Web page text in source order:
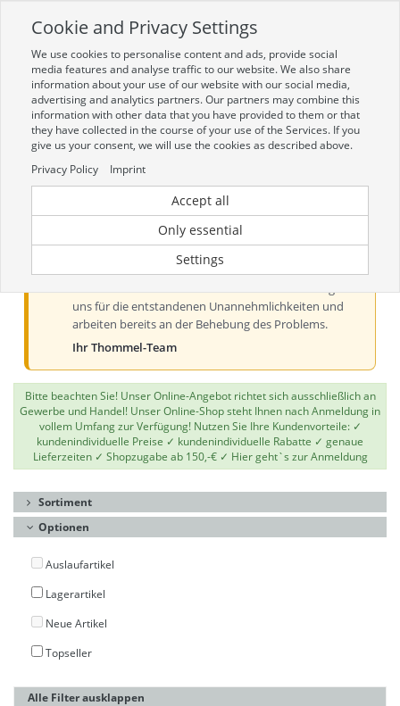
Zur mobilen Kompaktversion (Login erforderlich)
Toggle
navigation
Aktueller Hinweis zur Preis- und
Verfügbarkeitsanzeige
Liebe Kundinnen und Kunden, derzeit kann es bei der
Preis- und Verfügbarkeitsanzeige aus technischen
uns für die entstandenen Unannehmlichkeiten und
arbeiten bereits an der Behebung des Problems.
Ihr Thommel-Team
Bitte beachten Sie! Unser Online-Angebot richtet sich ausschließlich an
Gewerbe und Handel! Unser Online-Shop steht Ihnen nach Anmeldung in
vollem Umfang zur Verfügung! Nutzen Sie Ihre Kundenvorteile: ✓
kundenindividuelle Preise ✓ kundenindividuelle Rabatte ✓ genaue
Lieferzeiten ✓ Shopzugabe ab 150,-€ ✓ Hier geht`s zur Anmeldung
Sortiment
Optionen
Auslaufartikel
Lagerartikel
Neue Artikel
Topseller
Alle Filter ausklappen
Cookie and Privacy Settings
We use cookies to personalise content and ads, provide social
media features and analyse traffic to our website. We also share
information about your use of our website with our social media,
advertising and analytics partners. Our partners may combine this
information with other data that you have provided to them or that
they have collected in the course of your use of the Services. If you
give us your consent, we will use the cookies as described above.
Privacy Policy
Imprint
Accept all
Only essential
Settings